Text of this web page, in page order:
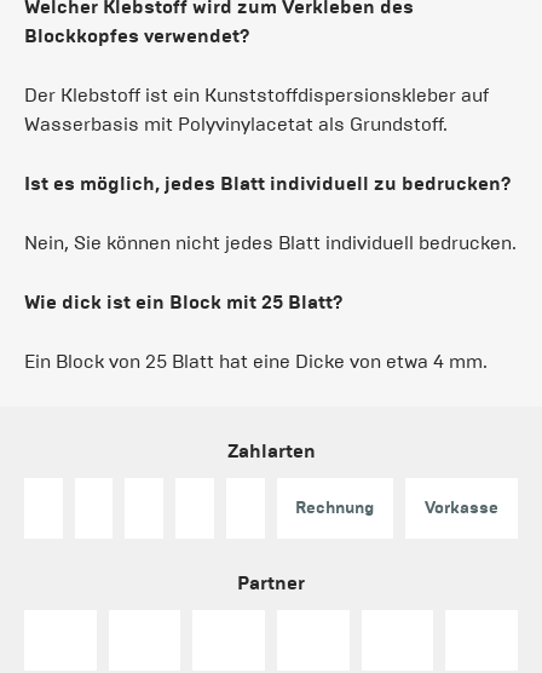
Welcher Klebstoff wird zum Verkleben des
Blockkopfes verwendet?
Der Klebstoff ist ein Kunststoffdispersionskleber auf
Wasserbasis mit Polyvinylacetat als Grundstoff.
Ist es möglich, jedes Blatt individuell zu bedrucken?
Nein, Sie können nicht jedes Blatt individuell bedrucken.
Wie dick ist ein Block mit 25 Blatt?
Ein Block von 25 Blatt hat eine Dicke von etwa 4 mm.
Zahlarten
Rechnung Vorkasse
Partner